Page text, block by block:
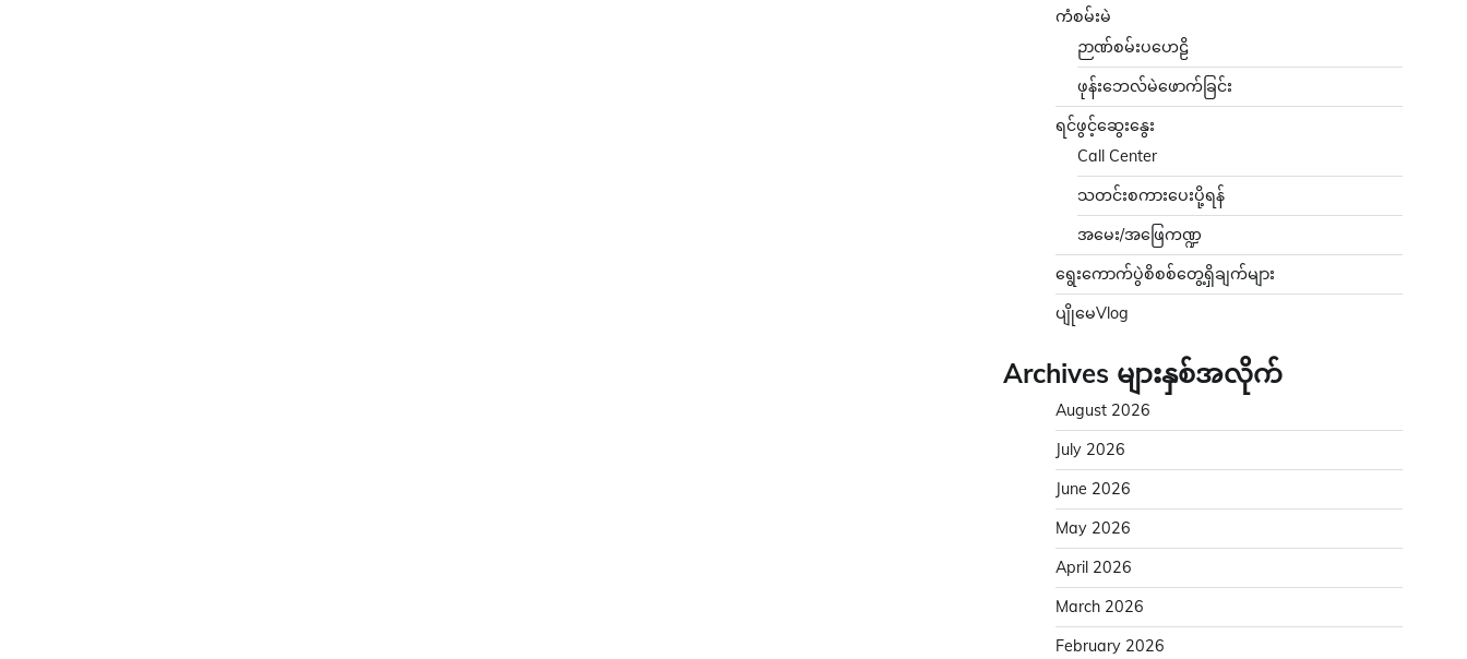
ကံစမ်းမဲ
ဉာဏ်စမ်းပဟေဠိ
ဖုန်းဘေလ်မဲဖောက်ခြင်း
ရင်ဖွင့်ဆွေးနွေး
Call Center
သတင်းစကားပေးပို့ရန်
အမေး/အဖြေကဏ္ဍ
ရွေးကောက်ပွဲစိစစ်တွေ့ရှိချက်များ
ပျိုမေVlog
Archives များနှစ်အလိုက်
August 2026
July 2026
June 2026
May 2026
April 2026
March 2026
February 2026